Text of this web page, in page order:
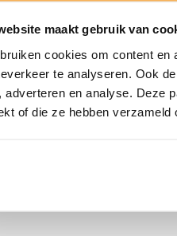
maakt gebruik van
cookies om content
te analyseren. Ook
adverteren en analyse. Deze
of die ze hebben